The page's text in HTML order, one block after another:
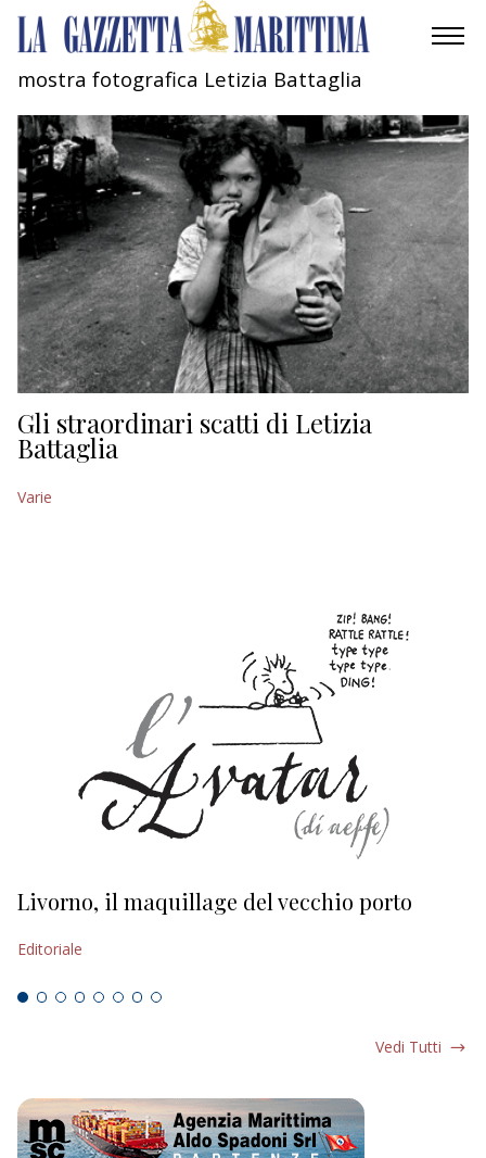
MOBILITÀ
INDUSTRIA
RICERCA
ECONOMIA
TURISMO
CULTURA
NAUTICA
mostra fotografica Letizia Battaglia
Gli straordinari scatti di Letizia
Battaglia
Varie
Livorno, il maquillage del vecchio porto
Editoriale
Vedi Tutti